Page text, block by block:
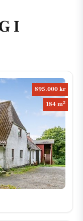
I
895.000 kr
184 m2